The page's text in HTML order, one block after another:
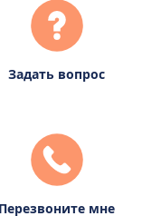
календарь
Задать вопрос
Перезвоните мне